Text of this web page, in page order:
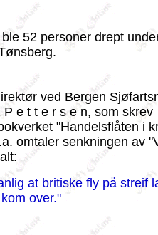
52 personer drept
ved Bergen
P e t t e r s e n, som skrev
"Handelsflåten i
omtaler senkningen av
at britiske fly på streif
over."